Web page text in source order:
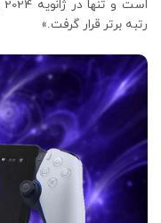
رتبه برتر قرار گرفت.»